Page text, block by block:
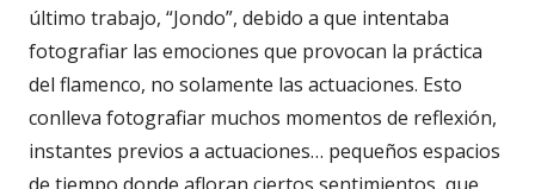
último trabajo, “Jondo”, debido a que intentaba
fotografiar las emociones que provocan la práctica
del flamenco, no solamente las actuaciones. Esto
conlleva fotografiar muchos momentos de reflexión,
instantes previos a actuaciones… pequeños espacios